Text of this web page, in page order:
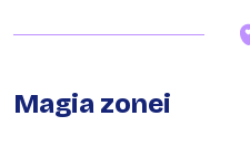
Magia zonei